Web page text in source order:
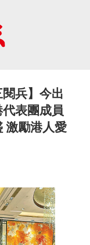
閱兵】今出
表團成員
激勵港人愛